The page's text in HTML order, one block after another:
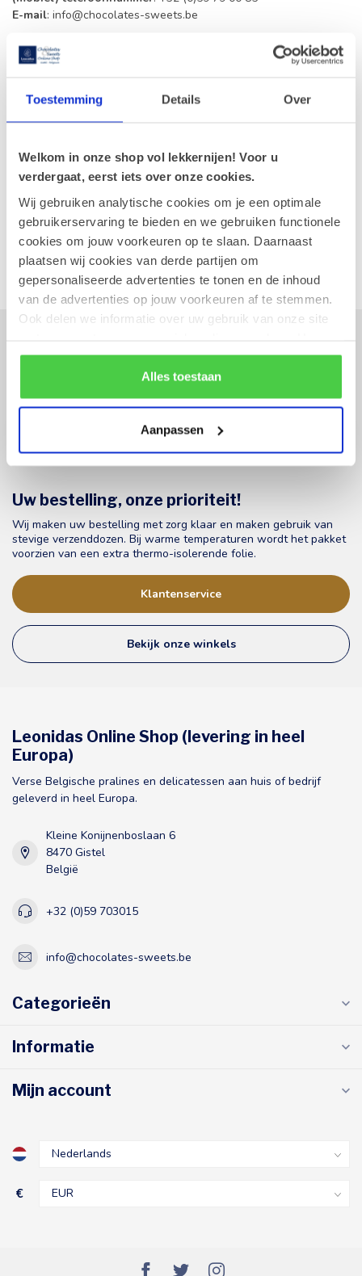
Toestemming Details Over
Welkom in onze shop vol lekkernijen! Voor u
verdergaat, eerst iets over onze cookies.
Wij gebruiken analytische cookies om je een optimale
gebruikerservaring te bieden en we gebruiken functionele
cookies om jouw voorkeuren op te slaan. Daarnaast
plaatsen wij cookies van derde partijen om
gepersonaliseerde advertenties te tonen en de inhoud
van de advertenties op jouw voorkeuren af te stemmen.
Ook delen we informatie over uw gebruik van onze site
rekening mee dat als je bepaalde cookies blokkeert, het
de correcte werking van de website kan verstoren.
Alles toestaan
Aanpassen
E-mail: info@chocolates-sweets.be
Openingstijden
Dinsdag: 09u00-12u00 | 13u30-18u
Vrijdag
: 09u00-12u00 | 13u30-18u
: 09u00-12u00 | 13u30-18u
Zondag : Gesloten
Bekijk op Google Maps
Uw bestelling, onze prioriteit!
Wij maken uw bestelling met zorg klaar en maken gebruik van
stevige verzenddozen. Bij warme temperaturen wordt het pakket
voorzien van een extra thermo-isolerende folie.
Klantenservice
Bekijk onze winkels
nieuwe producten en thema's (uitschrijven
kan op elk moment).
Blijf op de hoogte over onze laatste acties
Leonidas Online Shop (levering in heel
Europa)
Verse Belgische pralines en delicatessen aan huis of bedrijf
geleverd in heel Europa.
Kleine Konijnenboslaan 6
8470 Gistel
België
+32 (0)59 703015
info@chocolates-sweets.be
Categorieën
Informatie
Mijn account
€